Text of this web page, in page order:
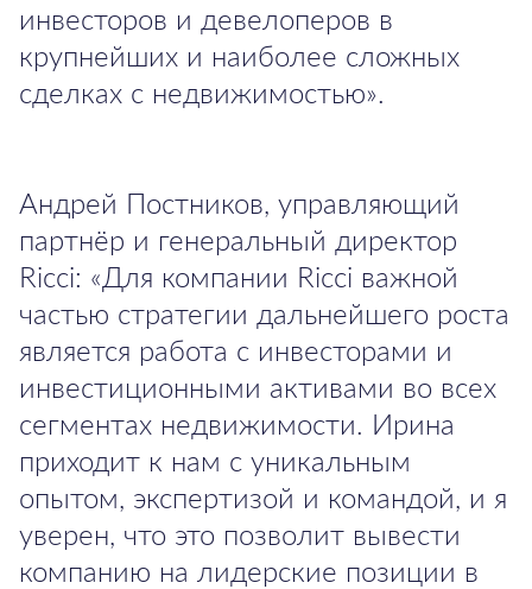
инвесторов и девелоперов в
крупнейших и наиболее сложных
сделках с недвижимостью».
Андрей Постников, управляющий
партнёр и генеральный директор
Ricci: «Для компании Ricci важной
частью стратегии дальнейшего роста
является работа с инвесторами и
инвестиционными активами во всех
сегментах недвижимости. Ирина
приходит к нам с уникальным
опытом, экспертизой и командой, и я
уверен, что это позволит вывести
компанию на лидерские позиции в